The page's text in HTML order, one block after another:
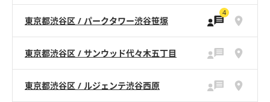
東京都渋谷区 / パークタワー渋谷笹塚
4
東京都渋谷区 / サンウッド代々木五丁目
東京都渋谷区 / ルジェンテ渋谷西原